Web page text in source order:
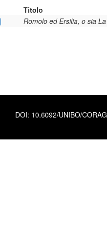
Titolo
Romolo ed Ersilia, o sia
DOI: 10.6092/UNIBO/